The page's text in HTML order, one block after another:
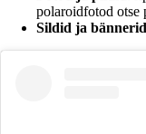
polaroidfotod otse
Sildid ja bännerid